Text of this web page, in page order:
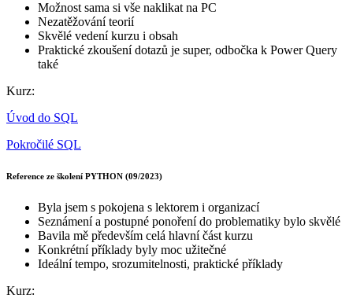
Možnost sama si vše naklikat na PC
Nezatěžování teorií
Skvělé vedení kurzu i obsah
Praktické zkoušení dotazů je super, odbočka k Power Query
také
Kurz:
Úvod do SQL
Pokročilé SQL
Reference ze školení PYTHON (09/2023)
Byla jsem s pokojena s lektorem i organizací
Seznámení a postupné ponoření do problematiky bylo skvělé
Bavila mě především celá hlavní část kurzu
Konkrétní příklady byly moc užitečné
Ideální tempo, srozumitelnosti, praktické příklady
Kurz: